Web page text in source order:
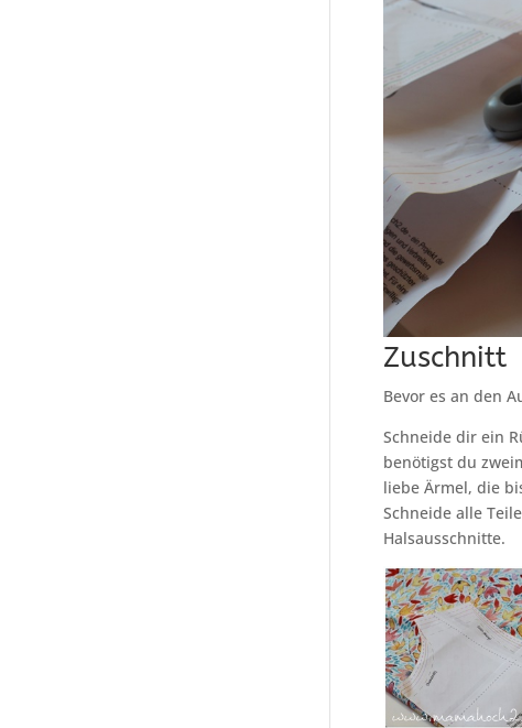
Zuschnitt
Bevor es an den
Schneide dir ein
benötigst du
liebe Ärmel, die
Schneide alle
Halsausschnitte.